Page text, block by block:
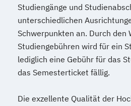
Studiengänge und
unterschiedlichen
Schwerpunkten an. Durch den
Studiengebühren wird für ein
lediglich eine Gebühr für das
das Semesterticket fällig.
Die exzellente Qualität der